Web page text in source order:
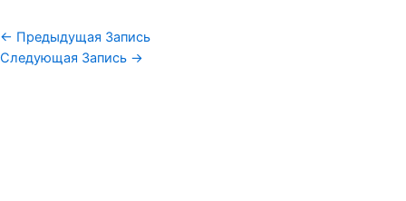
← Предыдущая Запись
Следующая Запись →